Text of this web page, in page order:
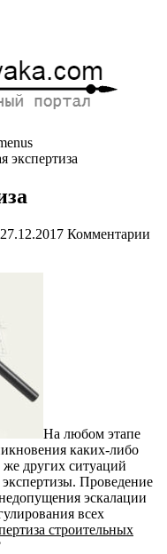
экспертиза
27.12.2017 Комментарии
На любом этапе
каких-либо
других ситуаций
Проведение
эскалации
всех
строительных